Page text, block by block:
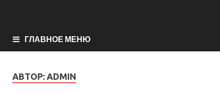
ГЛАВНОЕ МЕНЮ
АВТОР: ADMIN